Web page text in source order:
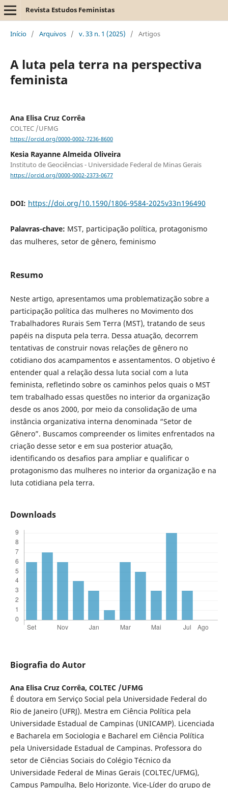
Revista Estudos Feministas
Início / Arquivos / v. 33 n. 1 (2025) / Artigos
A luta pela terra na perspectiva
feminista
Ana Elisa Cruz Corrêa
COLTEC /UFMG
https://orcid.org/0000-0002-7236-8600
Kesia Rayanne Almeida Oliveira
Instituto de Geociências - Universidade Federal de Minas Gerais
https://orcid.org/0000-0002-2373-0677
DOI: https://doi.org/10.1590/1806-9584-2025v33n196490
Palavras-chave: MST, participação política, protagonismo
das mulheres, setor de gênero, feminismo
Resumo
Neste artigo, apresentamos uma problematização sobre a
participação política das mulheres no Movimento dos
Trabalhadores Rurais Sem Terra (MST), tratando de seus
papéis na disputa pela terra. Dessa atuação, decorrem
tentativas de construir novas relações de gênero no
cotidiano dos acampamentos e assentamentos. O objetivo é
entender qual a relação dessa luta social com a luta
feminista, refletindo sobre os caminhos pelos quais o MST
tem trabalhado essas questões no interior da organização
desde os anos 2000, por meio da consolidação de uma
instância organizativa interna denominada “Setor de
Gênero”. Buscamos compreender os limites enfrentados na
criação desse setor e em sua posterior atuação,
identificando os desafios para ampliar e qualificar o
protagonismo das mulheres no interior da organização e na
luta cotidiana pela terra.
Downloads
Biografia do Autor
Ana Elisa Cruz Corrêa, COLTEC /UFMG
É doutora em Serviço Social pela Universidade Federal do
Rio de Janeiro (UFRJ). Mestra em Ciência Política pela
Universidade Estadual de Campinas (UNICAMP). Licenciada
e Bacharela em Sociologia e Bacharel em Ciência Política
pela Universidade Estadual de Campinas. Professora do
setor de Ciências Sociais do Colégio Técnico da
Universidade Federal de Minas Gerais (COLTEC/UFMG),
Campus Pampulha, Belo Horizonte. Vice-Líder do grupo de